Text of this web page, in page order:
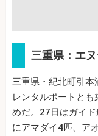
三重県：エ
三重県・紀北町引本
レンタルボートと
めだ。27日はガイ
にアマダイ4匹、ア